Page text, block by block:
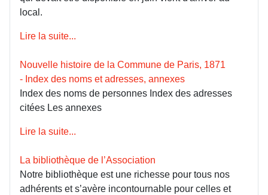
local.
Lire la suite...
Nouvelle histoire de la Commune de Paris, 1871
- Index des noms et adresses, annexes
Index des noms de personnes Index des adresses
citées Les annexes
Lire la suite...
La bibliothèque de l’Association
Notre bibliothèque est une richesse pour tous nos
adhérents et s’avère incontournable pour celles et